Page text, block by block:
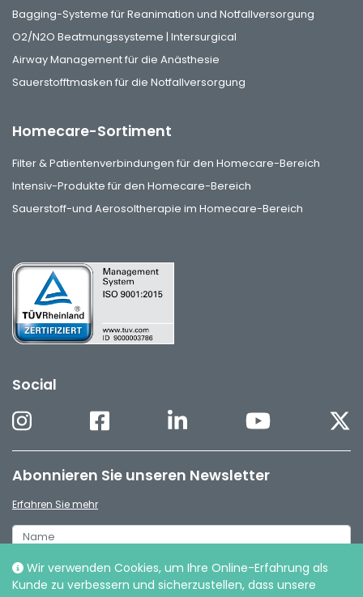
Wir verwenden Cookies, um Ihre Online-Erfahrung als
Kunde zu verbessern und sicherzustellen, dass unsere
Bagging-Systeme für Reanimation und Notfallversorgung
O2/N2O Beatmungssysteme | Intersurgical
Airway Management für die Anästhesie
Sauerstofftmasken für die Notfallversorgung
Homecare-Sortiment
Filter & Patientenverbindungen für den Homecare-Bereich
Intensiv-Produkte für den Homecare-Bereich
Sauerstoff-und Aerosoltherapie im Homecare-Bereich
Social
Abonnieren Sie unseren Newsletter
Erfahren Sie mehr